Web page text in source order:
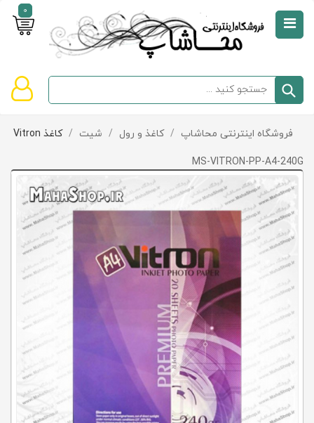
0
صفحه
دسته‌بندی
تخفیف‌ها
و
پیشنهادها
کلاب
سبد
خالی
است
فروشگاه اینترنتی محاشاپ / کاغذ و رول / شیت / کاغذ Vitron
MS-VITRON-PP-A4-240G